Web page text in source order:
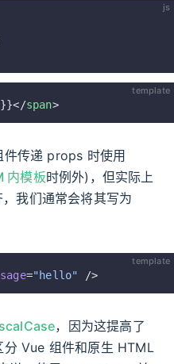
js
template
}}</span>
件传递 props 时使用
内模板时例外)，但实际上
我们通常会将其写为
template
="hello" />
，因为这提高了
Vue 组件和原生 HTML